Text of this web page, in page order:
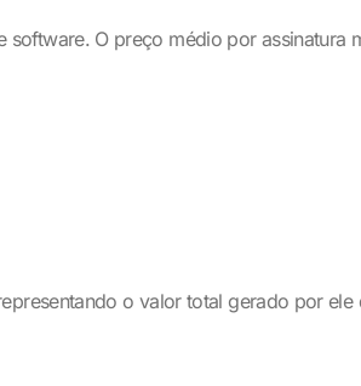
O preço médio por
o valor total gerado por